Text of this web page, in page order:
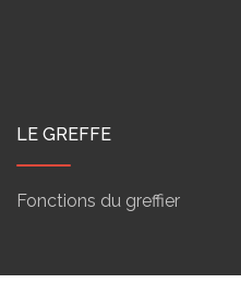
LE GREFFE
Fonctions du greffier